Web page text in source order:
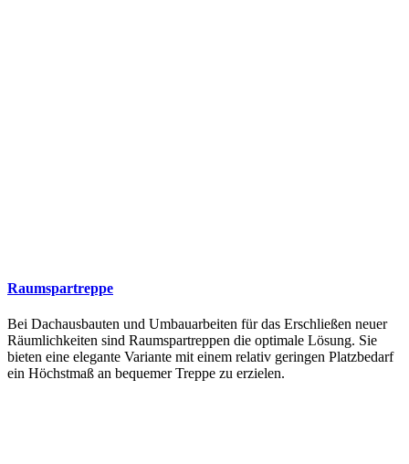
Raumspartreppe
Bei Dachausbauten und Umbauarbeiten für das Erschließen neuer
Räumlichkeiten sind Raumspartreppen die optimale Lösung. Sie
bieten eine elegante Variante mit einem relativ geringen Platzbedarf
ein Höchstmaß an bequemer Treppe zu erzielen.